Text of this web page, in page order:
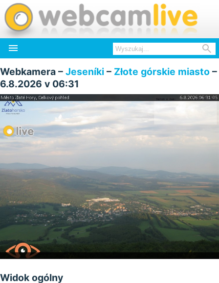
 
Webkamera – Jeseníki – Złote górskie miasto –
6.8.2026 v 06:31
Widok ogólny